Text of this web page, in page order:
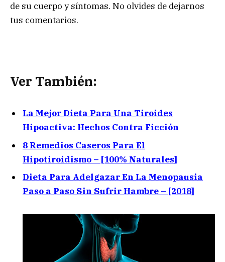
de su cuerpo y síntomas. No olvides de dejarnos
tus comentarios.
Ver También:
La Mejor Dieta Para Una Tiroides
Hipoactiva: Hechos Contra Ficción
8 Remedios Caseros Para El
Hipotiroidismo – [100% Naturales]
Dieta Para Adelgazar En La Menopausia
Paso a Paso Sin Sufrir Hambre – [2018]